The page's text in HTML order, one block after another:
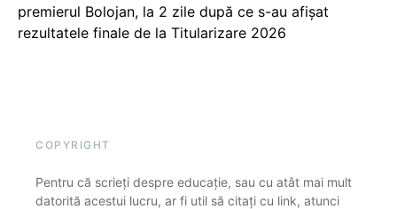
premierul Bolojan, la 2 zile după ce s-au afișat
rezultatele finale de la Titularizare 2026
COPYRIGHT
Pentru că scrieți despre educație, sau cu atât mai mult
datorită acestui lucru, ar fi util să citați cu link, atunci